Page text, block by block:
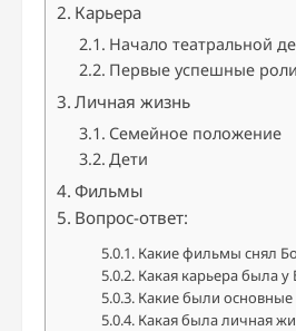
Карьера
Начало театральной
Первые успешные роли
Личная жизнь
Семейное положение
Дети
Фильмы
Вопрос-ответ:
Какие фильмы снял
Какая карьера была
Какие были
Какая была личная